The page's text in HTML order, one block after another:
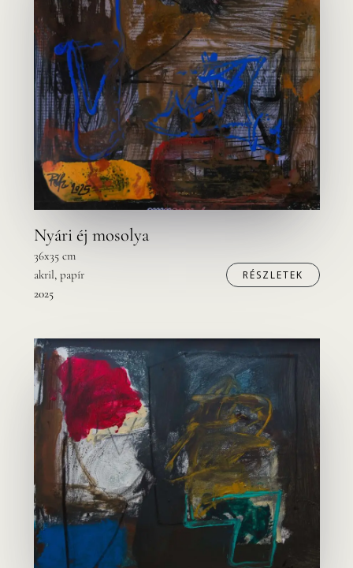
Nyári éj mosolya
36x35 cm
akril, papír
2025
RÉSZLETEK